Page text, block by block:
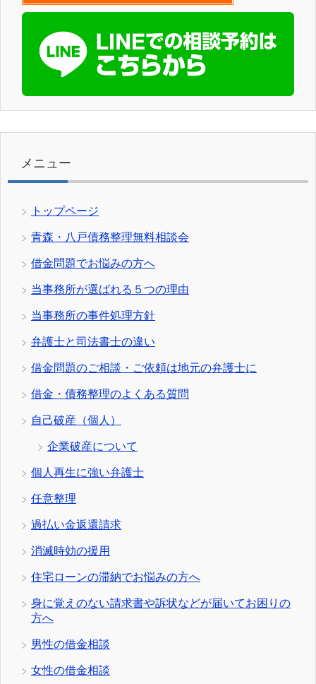
メニュー
トップページ
青森・八戸債務整理無料相談会
借金問題でお悩みの方へ
当事務所が選ばれる５つの理由
当事務所の事件処理方針
弁護士と司法書士の違い
借金問題のご相談・ご依頼は地元の弁護士に
借金・債務整理のよくある質問
自己破産（個人）
企業破産について
個人再生に強い弁護士
任意整理
過払い金返還請求
消滅時効の援用
住宅ローンの滞納でお悩みの方へ
身に覚えのない請求書や訴状などが届いてお困りの
方へ
男性の借金相談
女性の借金相談